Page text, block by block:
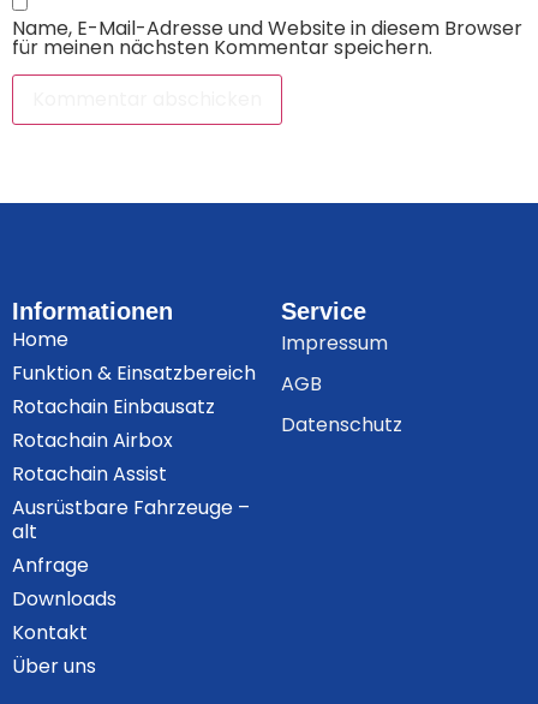
Name, E-Mail-Adresse und Website in diesem Browser
für meinen nächsten Kommentar speichern.
Informationen
Home
Funktion & Einsatzbereich
Rotachain Einbausatz
Rotachain Airbox
Rotachain Assist
Ausrüstbare Fahrzeuge –
alt
Anfrage
Downloads
Kontakt
Über uns
Service
Impressum
AGB
Datenschutz